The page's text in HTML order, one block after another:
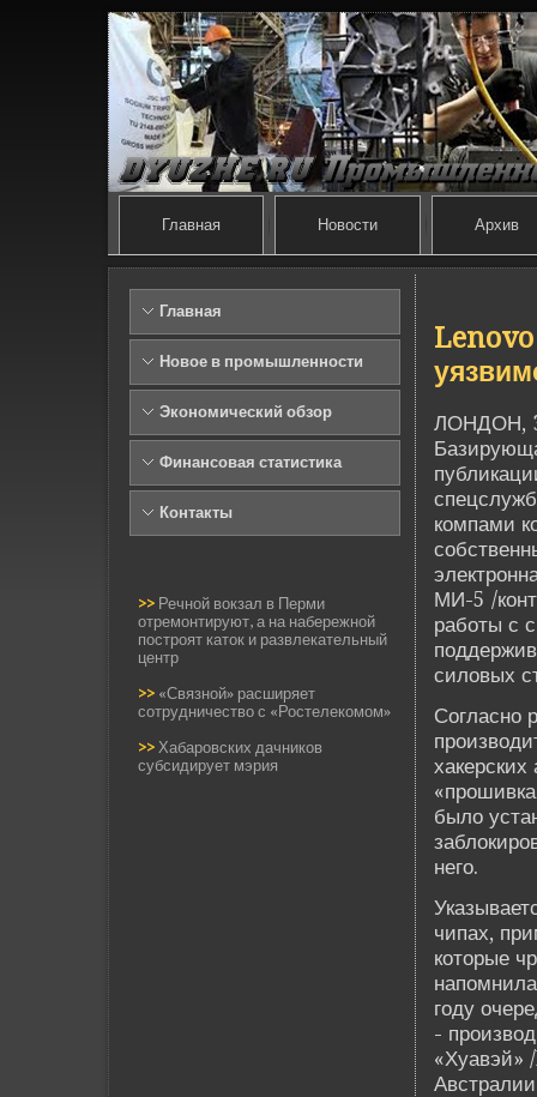
Главная Новости Архив
Главная
Новое в промышленности
Экономический обзор
Финансовая статистика
Контакты
>> Речной вокзал в Перми
отремонтируют, а на набережной
построят каток и развлекательный
центр
>> «Связной» расширяет
сотрудничество с «Ростелекомом»
>> Хабаровских дачников
субсидирует мэрия
ЛОНДОН,
компами
МИ-5 /
работы с
силовых
Согласно
было
него.
чипах,
которые
году
-
«Хуавэй»